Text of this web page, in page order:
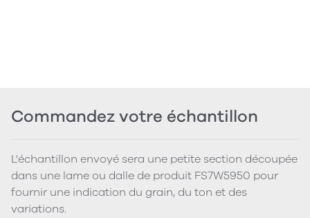
Commandez votre échantillon
L'échantillon envoyé sera une petite section découpée
dans une lame ou dalle de produit FS7W5950 pour
fournir une indication du grain, du ton et des
variations.